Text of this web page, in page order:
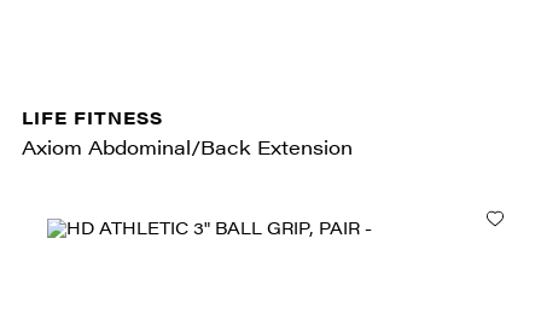
LIFE FITNESS
Axiom Abdominal/Back Extension